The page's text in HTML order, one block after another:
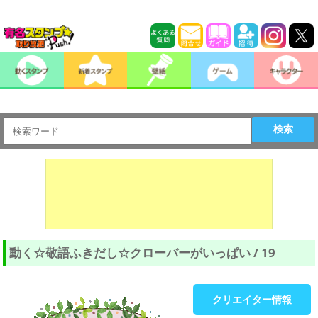
検索
動く☆敬語ふきだし☆クローバーがいっぱい / 19
クリエイター情報